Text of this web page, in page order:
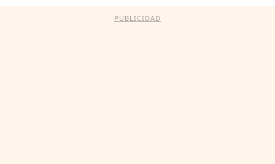
PUBLICIDAD